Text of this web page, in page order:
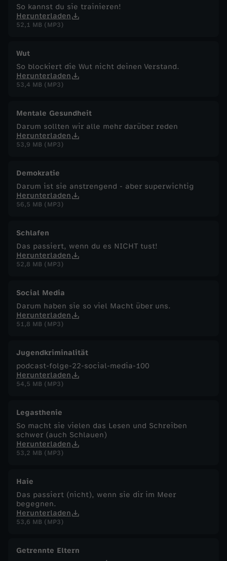
So kannst du sie trainieren!
Herunterladen
52,1 MB (MP3)
Wut
So blockiert die Wut nicht deinen Verstand.
Herunterladen
53,4 MB (MP3)
Mentale Gesundheit
Darum sollten wir alle mehr darüber reden
Herunterladen
53,9 MB (MP3)
Demokratie
Darum ist sie anstrengend - aber superwichtig
Herunterladen
56,5 MB (MP3)
Schlafen
Das passiert, wenn du es NICHT tust!
Herunterladen
52,8 MB (MP3)
Social Media
Darum haben sie so viel Macht über uns.
Herunterladen
51,8 MB (MP3)
Jugendkriminalität
podcast-folge-22-social-media-100
Herunterladen
54,5 MB (MP3)
Legasthenie
So macht sie vielen das Lesen und Schreiben
schwer (auch Schlauen)
Herunterladen
53,2 MB (MP3)
Haie
Das passiert (nicht), wenn sie dir im Meer
begegnen.
Herunterladen
53,6 MB (MP3)
Getrennte Eltern